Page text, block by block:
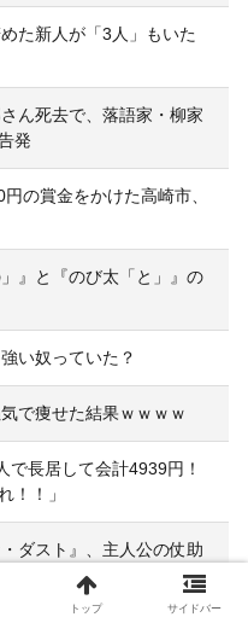
た新人が「3人」もいた
ん死去で、落語家・柳家
発
の賞金をかけた高崎市、
』と『のび太「と」』の
い奴っていた？
で痩せた結果ｗｗｗｗ
で長居して会計4939円！
！！」
ダスト』、主人公の仗助
ンドだったｗｗｗｗｗｗ
トップ サイドバー